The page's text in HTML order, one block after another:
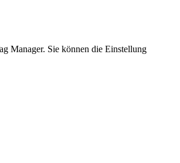
Manager. Sie können die Einstellung